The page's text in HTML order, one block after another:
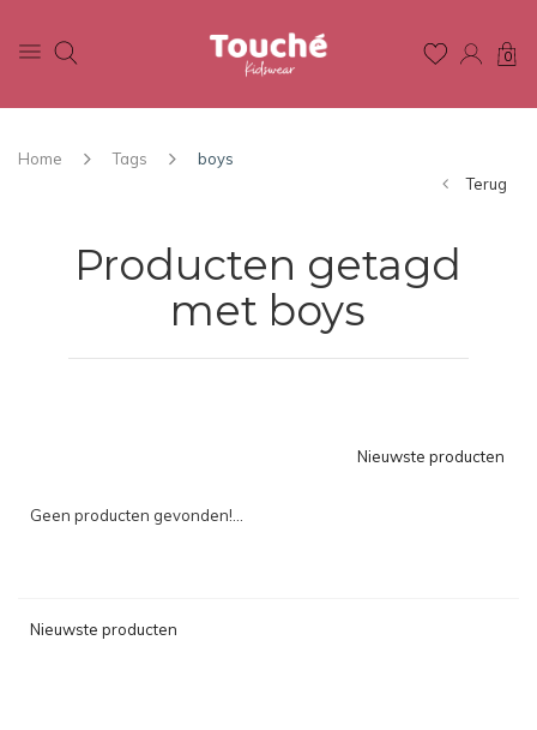
0
Home Tags
boys
Terug
Producten getagd
met boys
Nieuwste producten
Geen producten gevonden!...
Nieuwste producten